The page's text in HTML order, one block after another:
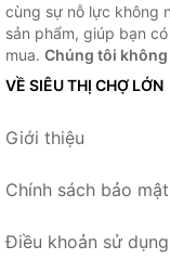
cùng sự nỗ lực không
sản phẩm, giúp bạn
mua. Chúng tôi không
VỀ SIÊU THỊ CHỢ LỚN
Giới thiệu
Chính sách bảo mật
Điều khoản sử dụng